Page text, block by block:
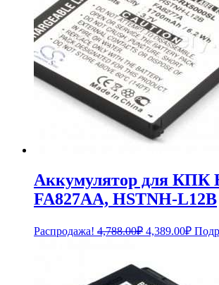
Аккумулятор для КПК
FA827AA, HSTNH-L12B
Распродажа! 4,788.00₽
4,788.00₽.
4,389.00₽
цена: